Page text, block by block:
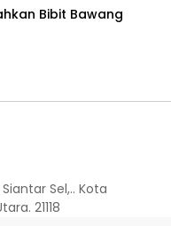
Bibit Bawang
Sel,.. Kota
21118